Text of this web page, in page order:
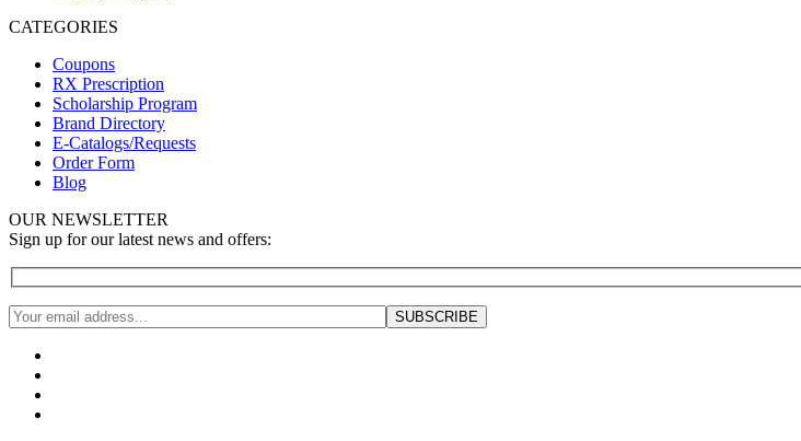
CATEGORIES
Coupons
RX Prescription
Scholarship Program
Brand Directory
E-Catalogs/Requests
Order Form
Blog
OUR NEWSLETTER
Sign up for our latest news and offers: